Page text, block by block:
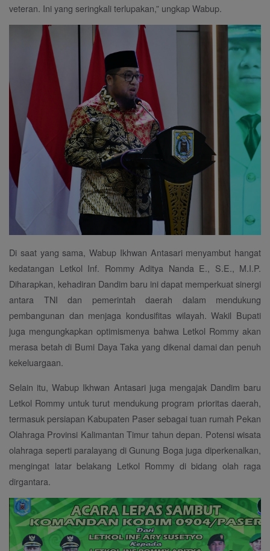
veteran. Ini yang seringkali terlupakan,” ungkap Wabup.
Di saat yang sama, Wabup Ikhwan Antasari menyambut hangat
kedatangan Letkol Inf. Rommy Aditya Nanda E., S.E., M.I.P.
Diharapkan, kehadiran Dandim baru ini dapat memperkuat sinergi
antara TNI dan pemerintah daerah dalam mendukung
pembangunan dan menjaga kondusifitas wilayah. Wakil Bupati
juga mengungkapkan optimismenya bahwa Letkol Rommy akan
merasa betah di Bumi Daya Taka yang dikenal damai dan penuh
kekeluargaan.
Selain itu, Wabup Ikhwan Antasari juga mengajak Dandim baru
Letkol Rommy untuk turut mendukung program prioritas daerah,
termasuk persiapan Kabupaten Paser sebagai tuan rumah Pekan
Olahraga Provinsi Kalimantan Timur tahun depan. Potensi wisata
olahraga seperti paralayang di Gunung Boga juga diperkenalkan,
mengingat latar belakang Letkol Rommy di bidang olah raga
dirgantara.